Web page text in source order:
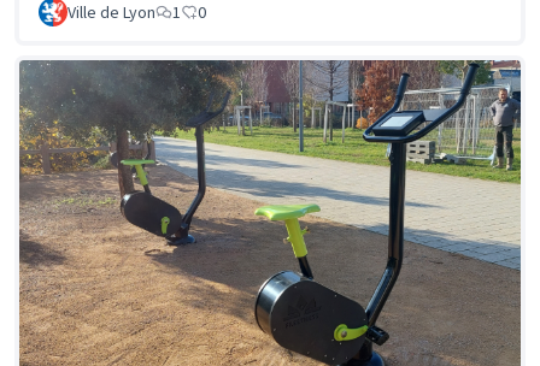
Ville de Lyon 1 0